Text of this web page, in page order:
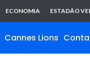
ECONOMIA ESTADÃO
Cannes Lions